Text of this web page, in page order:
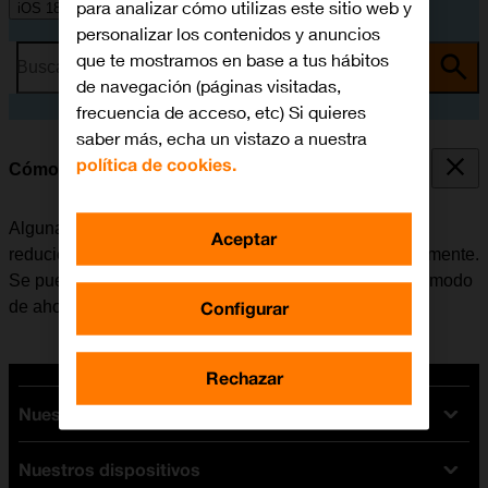
iOS 18
Busca por problema o tema
Cómo ahorrar batería
Algunas funciones del móvil consumen mucha batería,
reduciendo así la autonomía del teléfono considerablemente.
Se puede reducir el consumo de energía, activando el modo
de ahorro de batería.
Nuestras tarifas
Tarifas Orange
Nuestros dispositivos
para analizar cómo utilizas este sitio web y
personalizar los contenidos y anuncios
que te mostramos en base a tus hábitos
de navegación (páginas visitadas,
frecuencia de acceso, etc) Si quieres
saber más, echa un vistazo a nuestra
política de cookies.
Configurar
Rechazar
Aceptar